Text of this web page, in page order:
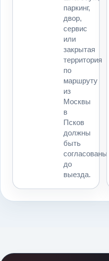
паркинг,
двор,
сервис
или
закрытая
территория
по
маршруту
из
Москвы
в
Псков
должны
быть
согласованы
до
выезда.